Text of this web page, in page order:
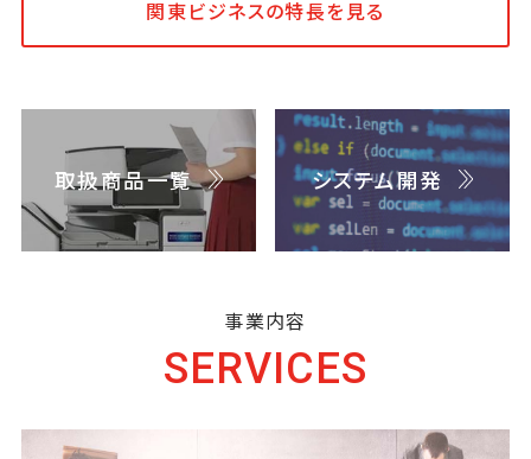
関東ビジネスの特長を見る
取扱商品一覧 システム開発
事業内容
SERVICES